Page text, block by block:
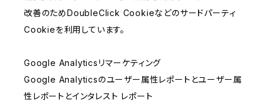
改善のためDoubleClick Cookieなどのサードパーティ
Cookieを利用しています。
Google Analyticsリマーケティング
Google Analyticsのユーザー属性レポートとユーザー属
性レポートとインタレスト レポート